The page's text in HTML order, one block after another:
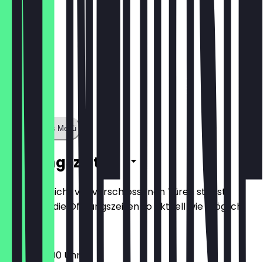
Zeige ganzes Menü
Öffnungszeiten
Damit du nicht vor verschlossenen Türen stehst,
halten wir die Öffnungszeiten so aktuell wie möglich.
09:00 - 16:00 Uhr